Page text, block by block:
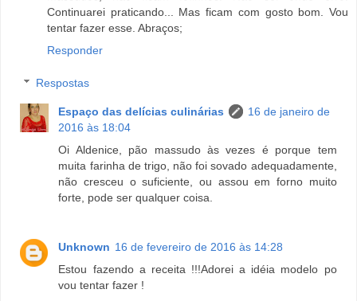
Continuarei praticando... Mas ficam com gosto bom. Vou
tentar fazer esse. Abraços;
Responder
Respostas
Espaço das delícias culinárias
16 de janeiro de
2016 às 18:04
Oi Aldenice, pão massudo às vezes é porque tem
muita farinha de trigo, não foi sovado adequadamente,
não cresceu o suficiente, ou assou em forno muito
forte, pode ser qualquer coisa.
Unknown 16 de fevereiro de 2016 às 14:28
Estou fazendo a receita !!!Adorei a idéia modelo po
vou tentar fazer !